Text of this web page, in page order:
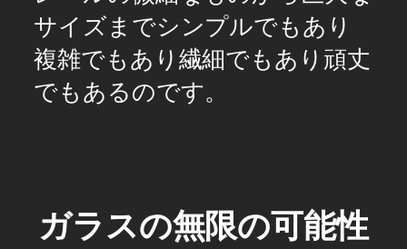
サイズまでシンプルでもあり
複雑でもあり繊細でもあり頑丈
でもあるのです。
ガラスの無限の可能性